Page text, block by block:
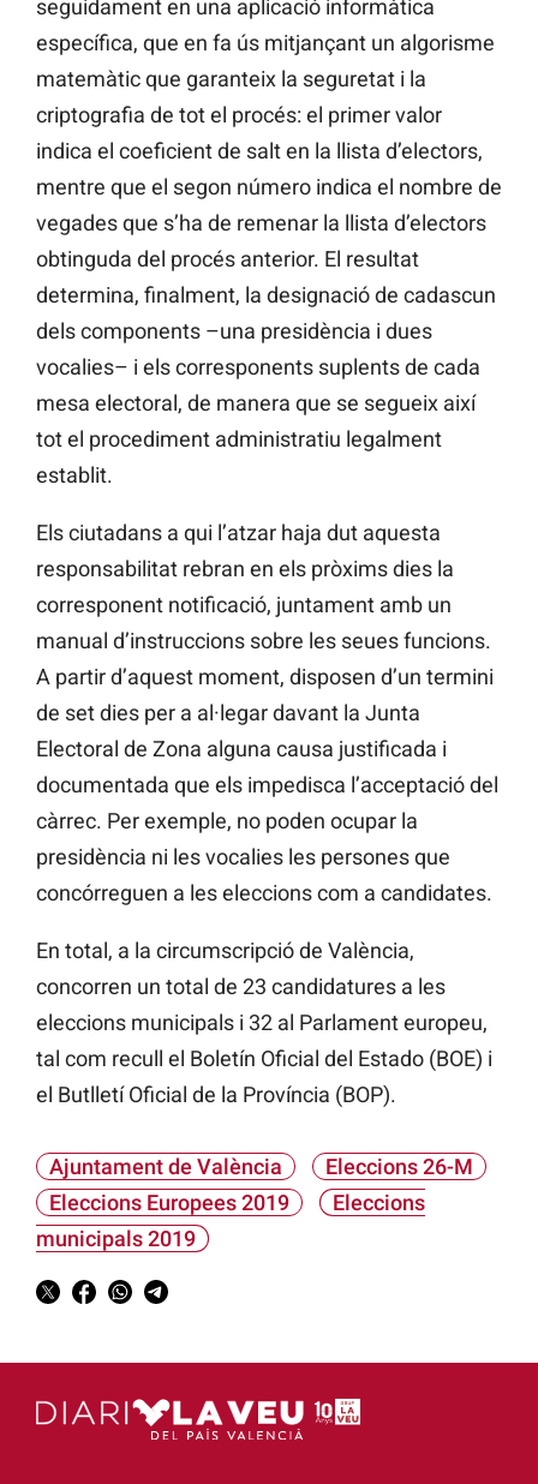
seguidament en una aplicació informàtica
específica, que en fa ús mitjançant un algorisme
matemàtic que garanteix la seguretat i la
criptografia de tot el procés: el primer valor
indica el coeficient de salt en la llista d’electors,
mentre que el segon número indica el nombre de
vegades que s’ha de remenar la llista d’electors
obtinguda del procés anterior. El resultat
determina, finalment, la designació de cadascun
dels components –una presidència i dues
vocalies– i els corresponents suplents de cada
mesa electoral, de manera que se segueix així
tot el procediment administratiu legalment
establit.
Els ciutadans a qui l’atzar haja dut aquesta
responsabilitat rebran en els pròxims dies la
corresponent notificació, juntament amb un
manual d’instruccions sobre les seues funcions.
A partir d’aquest moment, disposen d’un termini
de set dies per a al·legar davant la Junta
Electoral de Zona alguna causa justificada i
documentada que els impedisca l’acceptació del
càrrec. Per exemple, no poden ocupar la
presidència ni les vocalies les persones que
concórreguen a les eleccions com a candidates.
En total, a la circumscripció de València,
concorren un total de 23 candidatures a les
eleccions municipals i 32 al Parlament europeu,
tal com recull el Boletín Oficial del Estado (BOE) i
el Butlletí Oficial de la Província (BOP).
Ajuntament de València
Eleccions 26-M
Eleccions Europees 2019
Eleccions
municipals 2019